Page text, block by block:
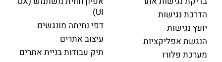
הדרכת נגישות
יועץ נגישות
הנגשת אפליקציות
מערכת פלורו
UI)
דפי נחיתה מונגשים
עיצוב אתרים
תיק עבודות בניית אתרים